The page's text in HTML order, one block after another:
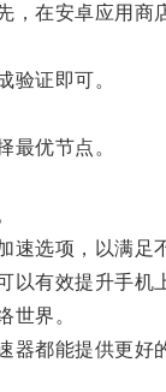
安卓应用商店
证即可。
优节点。
选项，以满足
有效提升手机
界。
都能提供更好